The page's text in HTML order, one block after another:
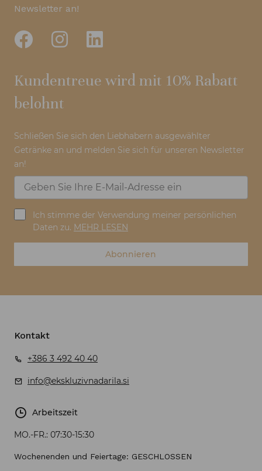
Newsletter an!
Kundentreue wird mit 10% Rabatt
belohnt
Schließen Sie sich den Liebhabern ausgewählter
Getränke an und melden Sie sich für unseren Newsletter
an!
Ich stimme der Verwendung meiner persönlichen
Daten zu. MEHR LESEN
Abonnieren
Kontakt
+386 3 492 40 40
info@ekskluzivnadarila.si
Arbeitszeit
MO.-FR.: 07:30-15:30
Wochenenden und Feiertage: GESCHLOSSEN